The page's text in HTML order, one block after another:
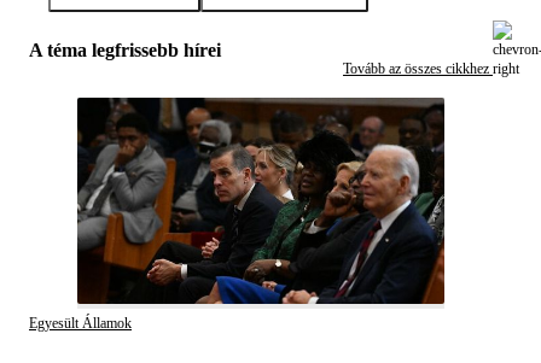
A téma legfrissebb hírei
Tovább az összes cikkhez
Egyesült Államok